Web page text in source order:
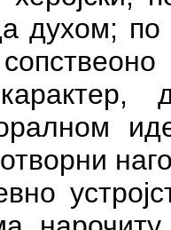
духом; по